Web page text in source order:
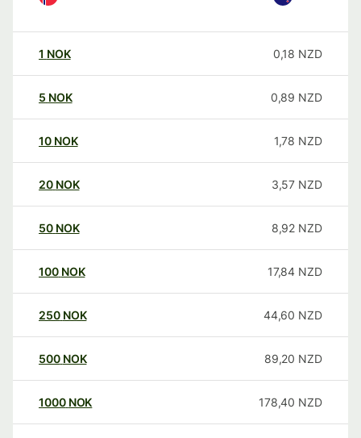
1 NOK 0,18 NZD
5 NOK 0,89 NZD
10 NOK 1,78 NZD
20 NOK 3,57 NZD
50 NOK 8,92 NZD
100 NOK 17,84 NZD
250 NOK 44,60 NZD
500 NOK 89,20 NZD
1000 NOK 178,40 NZD